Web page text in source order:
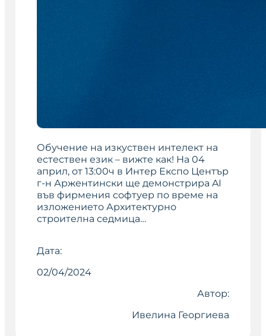
Обучение на изкуствен интелект на
естествен език – вижте как! На 04
април, от 13:00ч в Интер Експо Център
г-н Аржентински ще демонстрира AI
във фирмения софтуер по време на
изложението Архитектурно
строителна седмица…
Дата:
02/04/2024
Автор:
Ивелина Георгиева